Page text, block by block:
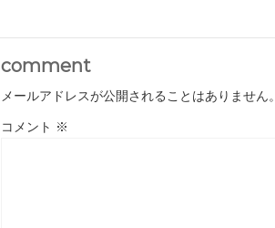
comment
メールアドレスが公開されることはありません。
コメント ※